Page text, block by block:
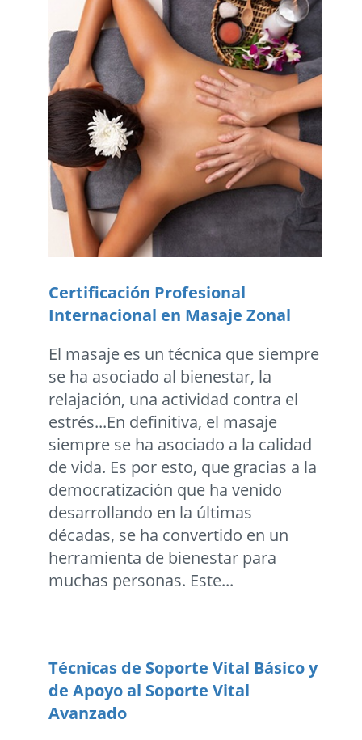
Certificación Profesional
Internacional en Masaje Zonal
El masaje es un técnica que siempre
se ha asociado al bienestar, la
relajación, una actividad contra el
estrés...En definitiva, el masaje
siempre se ha asociado a la calidad
de vida. Es por esto, que gracias a la
democratización que ha venido
desarrollando en la últimas
décadas, se ha convertido en un
herramienta de bienestar para
muchas personas. Este...
Técnicas de Soporte Vital Básico y
de Apoyo al Soporte Vital
Avanzado